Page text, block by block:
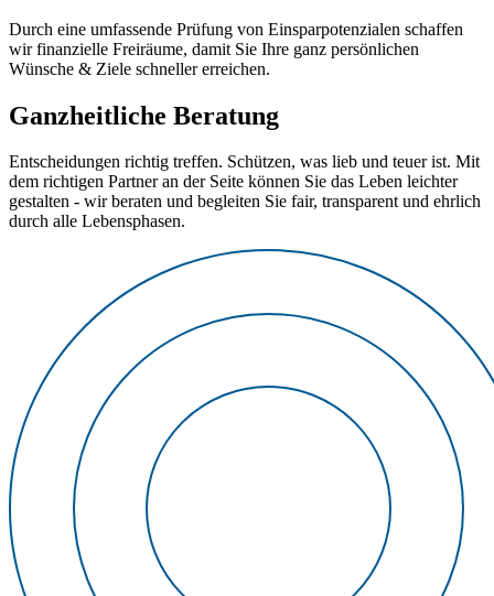
Durch eine umfassende Prüfung von Einsparpotenzialen schaffen
wir finanzielle Freiräume, damit Sie Ihre ganz persönlichen
Wünsche & Ziele schneller erreichen.
Ganzheitliche Beratung
Entscheidungen richtig treffen. Schützen, was lieb und teuer ist. Mit
dem richtigen Partner an der Seite können Sie das Leben leichter
gestalten - wir beraten und begleiten Sie fair, transparent und ehrlich
durch alle Lebensphasen.